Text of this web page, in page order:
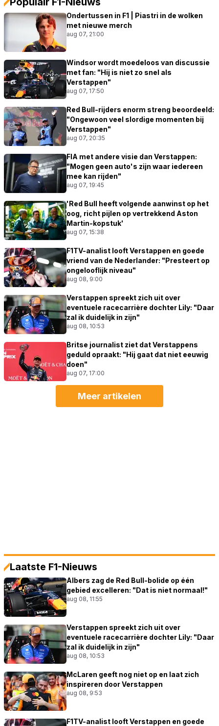
Ondertussen in F1 | Piastri in de wolken
met nieuwe merch
aug 07, 21:00
Windsor wordt moedeloos van discussie
met fan: "Hij is niet zo snel als
Verstappen"
aug 07, 17:50
Red Bull-rijders enorm streng beoordeeld:
"Ongewoon veel slordige momenten bij
Verstappen"
aug 07, 20:35
FIA met andere visie dan Verstappen:
"Mogen geen auto's zijn waar iedereen
mee kan rijden"
aug 07, 19:45
'Red Bull heeft volgende aanwinst op het
oog, richt pijlen op vertrekkend Aston
Martin-kopstuk'
aug 07, 15:38
F1TV-analist looft Verstappen en goede
vriend van de Nederlander: "Presteert op
ongelooflijk niveau"
aug 08, 9:00
Verstappen spreekt zich uit over
eventuele racecarrière dochter Lily: "Daar
zal ik duidelijk in zijn"
aug 08, 10:53
Britse journalist ziet dat Verstappens
geduld opraakt: "Hij gaat dat niet eeuwig
doen"
aug 07, 17:00
Meer artikelen
Laatste F1-Nieuws
Albers zag de Red Bull-bolide op één
gebied excelleren: "Dat is niet normaal!"
aug 08, 11:55
Verstappen spreekt zich uit over
eventuele racecarrière dochter Lily: "Daar
zal ik duidelijk in zijn"
aug 08, 10:53
McLaren geeft nog niet op en laat zich
inspireren door Verstappen
aug 08, 9:53
F1TV-analist looft Verstappen en goede